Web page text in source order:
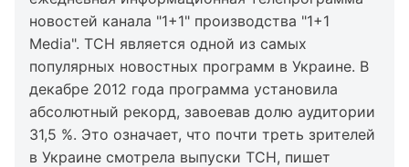
новостей канала "1+1" производства "1+1
Media". ТСН является одной из самых
популярных новостных программ в Украине. В
декабре 2012 года программа установила
абсолютный рекорд, завоевав долю аудитории
31,5 %. Это означает, что почти треть зрителей
в Украине смотрела выпуски ТСН, пишет